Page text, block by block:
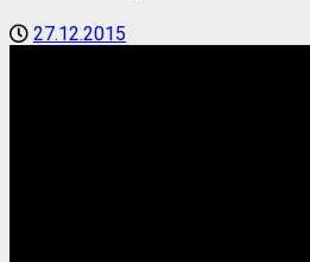
27.12.2015